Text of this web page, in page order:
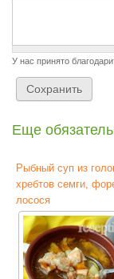
У нас принято
Еще
Рыбный суп из
хребтов семги,
лосося